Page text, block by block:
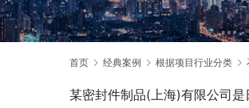
首页 经典案例 根据项目行业分类
某密封件制品(上海)有限公司